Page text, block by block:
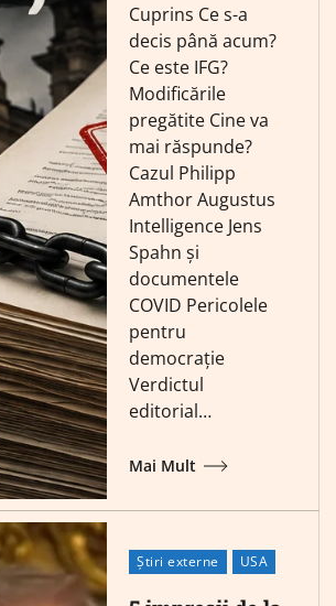
Cuprins Ce s-a
decis până acum?
Ce este IFG?
Modificările
pregătite Cine va
mai răspunde?
Cazul Philipp
Amthor Augustus
Intelligence Jens
Spahn și
documentele
COVID Pericolele
pentru
democrație
Verdictul
editorial…
Mai Mult
Știri externe USA